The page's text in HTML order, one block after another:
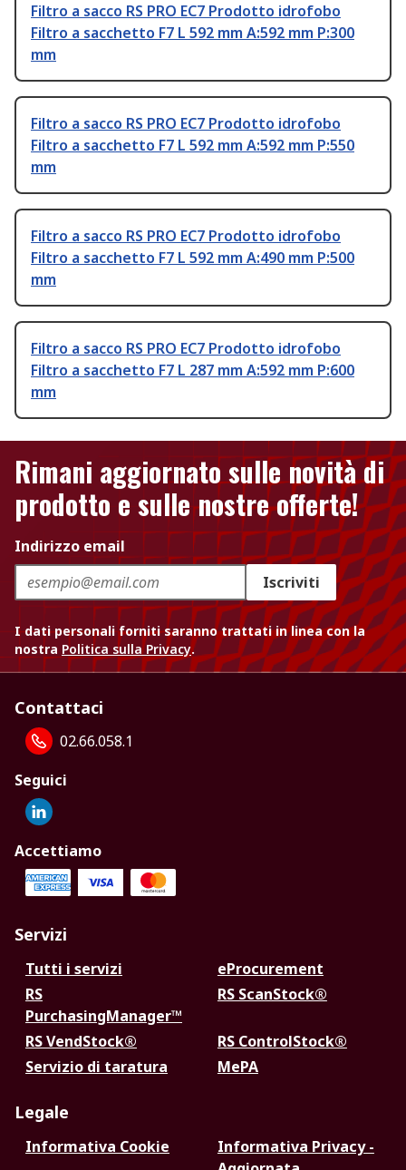
Filtro a sacco RS PRO EC7 Prodotto idrofobo
Filtro a sacchetto F7 L 592 mm A:592 mm P:300
mm
Filtro a sacco RS PRO EC7 Prodotto idrofobo
Filtro a sacchetto F7 L 592 mm A:592 mm P:550
mm
Filtro a sacco RS PRO EC7 Prodotto idrofobo
Filtro a sacchetto F7 L 592 mm A:490 mm P:500
mm
Filtro a sacco RS PRO EC7 Prodotto idrofobo
Filtro a sacchetto F7 L 287 mm A:592 mm P:600
mm
Rimani aggiornato sulle novità di
prodotto e sulle nostre offerte!
Indirizzo email
Iscriviti
I dati personali forniti saranno trattati in linea con la
nostra Politica sulla Privacy.
Contattaci
02.66.058.1
Seguici
Accettiamo
Servizi
Tutti i servizi
eProcurement
RS
PurchasingManager™
RS ScanStock®
RS VendStock®
RS ControlStock®
Servizio di taratura
MePA
Legale
Informativa Cookie
Informativa Privacy -